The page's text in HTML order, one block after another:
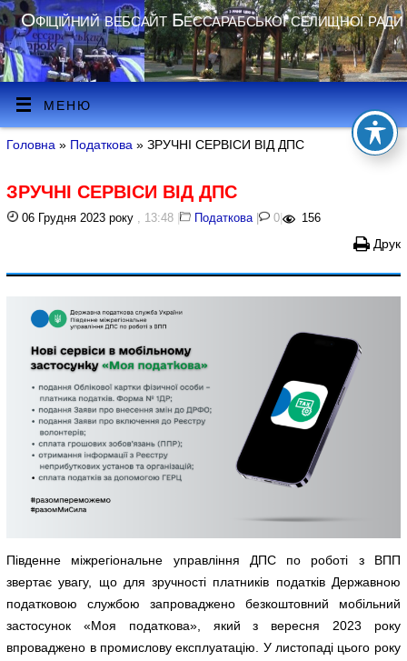
Офіційний вебсайт Бессарабської селищної ради
МЕНЮ
Головна » Податкова » ЗРУЧНІ СЕРВІСИ ВІД ДПС
ЗРУЧНІ СЕРВІСИ ВІД ДПС
06 Грудня 2023 року , 13:48 | Податкова| 0 | 156
Друк
Південне міжрегіональне управління ДПС по роботі з ВПП
звертає увагу, що для зручності платників податків Державною
податковою службою запроваджено безкоштовний мобільний
застосунок «Моя податкова», який з вересня 2023 року
впроваджено в промислову експлуатацію. У листопаді цього року